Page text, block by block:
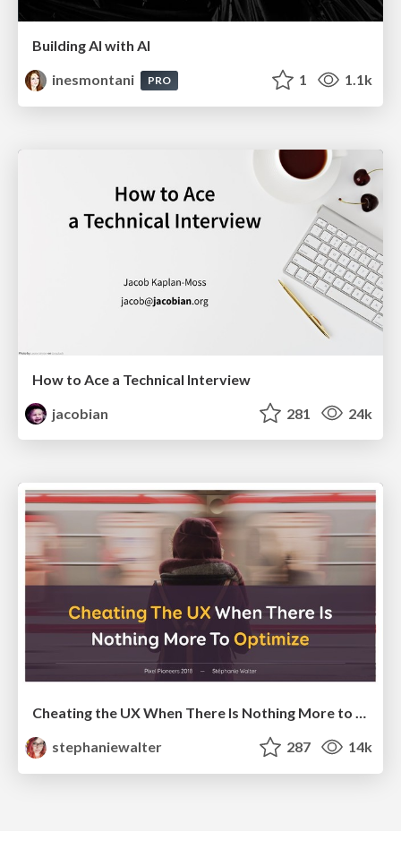
Building AI with AI
inesmontani
PRO 1 1.1k
How to Ace a Technical Interview
jacobian
281 24k
Cheating the UX When There Is Nothing More to Optimize - PixelPioneers
stephaniewalter
287 14k